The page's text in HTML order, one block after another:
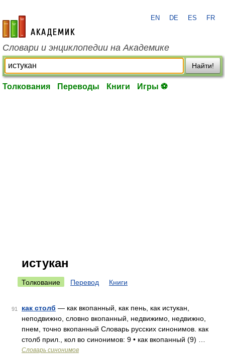
academic.ru
EN DE ES FR
Словари и энциклопедии на Академике
Найти!
Толкования Переводы Книги Игры ⚽
истукан
Толкование Перевод Книги
91 как столб — как вкопанный, как пень, как истукан,
неподвижно, словно вкопанный, недвижимо, недвижно,
пнем, точно вкопанный Словарь русских синонимов. как
столб прил., кол во синонимов: 9 • как вкопанный (9) …
Словарь синонимов